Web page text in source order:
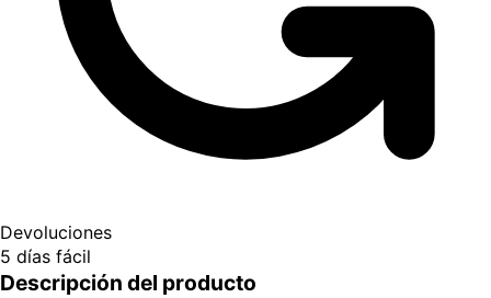
Devoluciones
5 días fácil
Descripción del producto